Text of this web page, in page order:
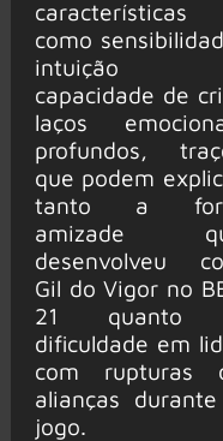
características
como
intuição
capacidade de
laços
profundos,
que podem
tanto a
amizade
desenvolveu
Gil do Vigor no
21 quanto
dificuldade em
com rupturas
alianças
jogo.